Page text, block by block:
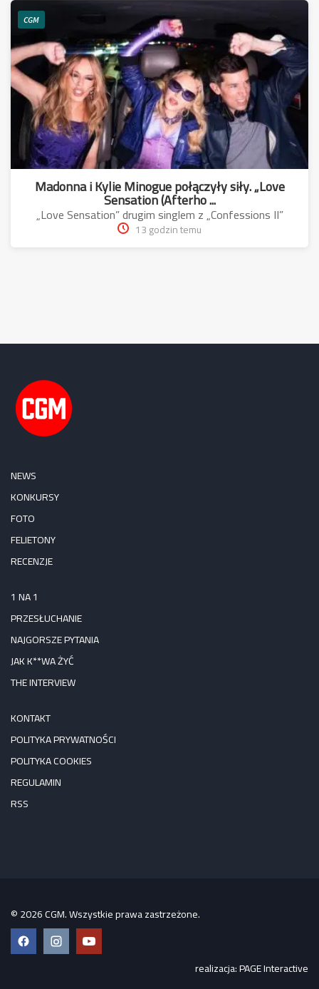
CGM
Madonna i Kylie Minogue połączyły siły. „Love
Sensation (Afterho ...
„Love Sensation” drugim singlem z „Confessions II”
13 godzin temu
NEWS
KONKURSY
FOTO
FELIETONY
RECENZJE
1 NA 1
PRZESŁUCHANIE
NAJGORSZE PYTANIA
JAK K**WA ŻYĆ
THE INTERVIEW
KONTAKT
POLITYKA PRYWATNOŚCI
POLITYKA COOKIES
REGULAMIN
RSS
© 2026 CGM. Wszystkie prawa zastrzeżone.
FacebookInstagramYouTube
realizacja:PAGE Interactive